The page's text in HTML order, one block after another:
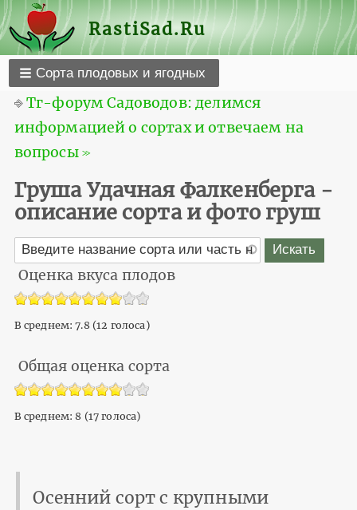
RastiSad.Ru
Сорта плодовых и ягодных
⎆Тг-форум Садоводов: делимся
информацией о сортах и отвечаем на
вопросы ≫
Груша Удачная Фалкенберга -
описание сорта и фото груш
Оценка вкуса плодов
В среднем:7.8 (12 голоса)
Общая оценка сорта
В среднем:8 (17 голоса)
Осенний сорт с крупными